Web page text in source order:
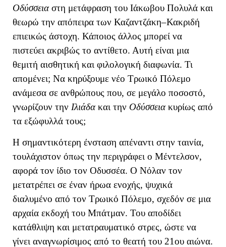
Οδύσσειαστη μετάφραση του Ιάκωβου Πολυλά και
θεωρώ την απόπειρα των Καζαντζάκη–Κακριδή
επιεικώς άστοχη. Κάποιος άλλος μπορεί να
πιστεύει ακριβώς το αντίθετο. Αυτή είναι μια
θεμιτή αισθητική και φιλολογική διαφωνία. Τι
απομένει; Να κηρύξουμε νέο Τρωικό Πόλεμο
ανάμεσα σε ανθρώπους που, σε μεγάλο ποσοστό,
γνωρίζουν την Ιλιάδακαι την Οδύσσειακυρίως από
τα εξώφυλλά τους;
Η σημαντικότερη ένσταση απέναντι στην ταινία,
τουλάχιστον όπως την περιγράφει ο Μέντελσον,
αφορά τον ίδιο τον Οδυσσέα. Ο Νόλαν τον
μετατρέπει σε έναν ήρωα ενοχής, ψυχικά
διαλυμένο από τον Τρωικό Πόλεμο, σχεδόν σε μια
αρχαία εκδοχή του Μπάτμαν. Του αποδίδει
κατάθλιψη και μετατραυματικό στρες, ώστε να
γίνει αναγνωρίσιμος από το θεατή του 21ου αιώνα.